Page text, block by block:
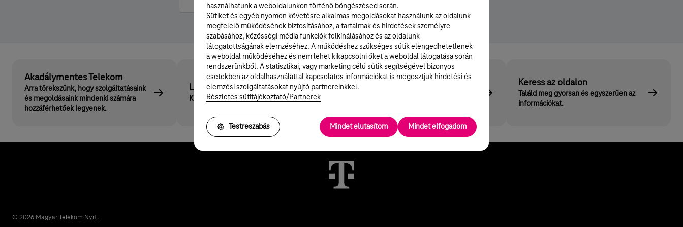
Akadálymentes Telekom
Arra törekszünk, hogy szolgáltatásaink
és megoldásaink mindenki számára
hozzáférhetőek legyenek.
Lépj velünk kapcsolatba
Keress minket chaten vagy telefonon.
Üzletkereső Keress az oldalon
Találd meg gyorsan és egyszerűen az
információkat.
© 2026 Magyar Telekom Nyrt.
használhatunk a weboldalunkon történő böngészésed során.
Sütiket és egyéb nyomon követésre alkalmas megoldásokat használunk az oldalunk
megfelelő működésének biztosításához, a tartalmak és hirdetések személyre
szabásához, közösségi média funkciók felkínálásához és az oldalunk
látogatottságának elemzéséhez. A működéshez szükséges sütik elengedhetetlenek
a weboldal működéséhez és nem lehet kikapcsolni őket a weboldal látogatása során
rendszerünkből. A statisztikai, vagy marketing célú sütik segítségével bizonyos
esetekben az oldalhasználattal kapcsolatos információkat is megosztjuk hirdetési és
elemzési szolgáltatásokat nyújtó partnereinkkel.
Részletes sütitájékoztató/Partnerek
Testreszabás Mindet elutasítom Mindet elfogadom